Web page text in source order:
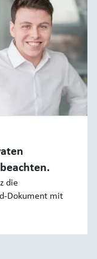
die
Dokument mit